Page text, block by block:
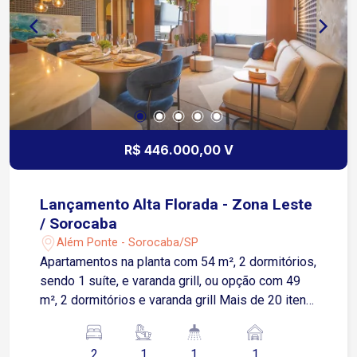
moderna com gerador de energia, reuso de águas
pluviais, torneiras temporizadas, iluminação LED,
depósitos privativos e ponto para recarga de
carros elétricos; Com um projeto que valoriza a
amplitude dos ambientes e o bem-estar, o
Magnifique Planeta chega para oferecer o melhor
padrão de vida para você e sua família!
R$ 446.000,00 V
Lançamento Alta Florada - Zona Leste
/ Sorocaba
Além Ponte - Sorocaba/SP
Apartamentos na planta com 54 m², 2 dormitórios,
sendo 1 suíte, e varanda grill, ou opção com 49
m², 2 dormitórios e varanda grill Mais de 20 itens
Alta Florada Residencial é um lançamento na